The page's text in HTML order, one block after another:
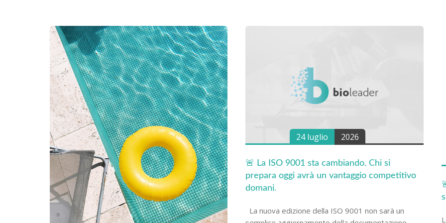
24 luglio 2026
🚨 La ISO 9001 sta cambiando. Chi si
prepara oggi avrà un vantaggio competitivo
domani.
La nuova edizione della ISO 9001 non sarà un